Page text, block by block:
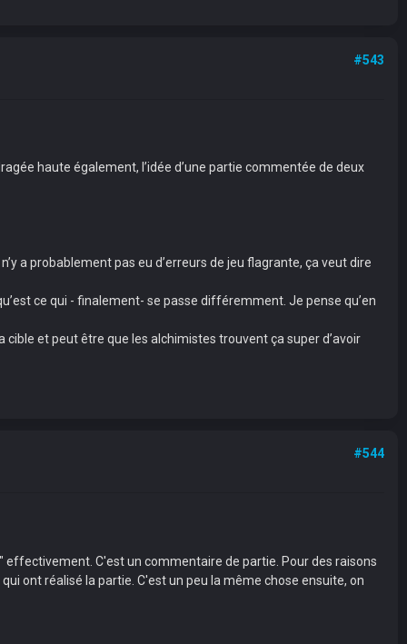
#543
haute également, l’idée d’une partie commentée de deux
a probablement pas eu d’erreurs de jeu flagrante, ça veut dire
ce qui - finalement- se passe différemment. Je pense qu’en
et peut être que les alchimistes trouvent ça super d’avoir
#544
C'est un commentaire de partie. Pour des raisons
ont réalisé la partie. C'est un peu la même chose ensuite, on